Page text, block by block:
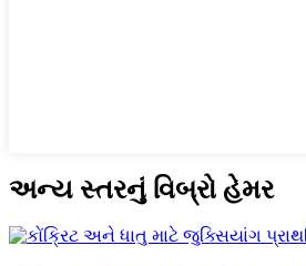
અન્ય સ્તરનું વિબ્રો હેમર